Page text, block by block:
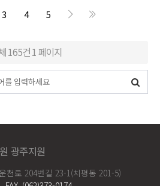
3 4 5
165건1 페이지
광주지원
천로 204번길 23-1(치평동 201-5)